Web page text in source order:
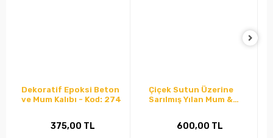
Dekoratif Epoksi Beton
ve Mum Kalıbı - Kod: 274
375,00 TL
Çiçek Sutun Üzerine
Sarılmış Yılan Mum &
600,00 TL